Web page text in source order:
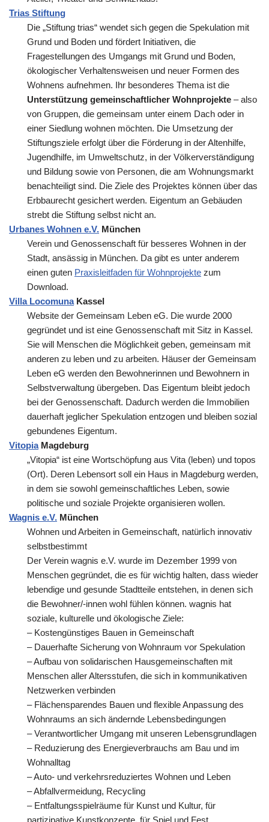
Trias Stiftung
Die „Stiftung trias“ wendet sich gegen die Spekulation mit
Grund und Boden und fördert Initiativen, die
Fragestellungen des Umgangs mit Grund und Boden,
ökologischer Verhaltensweisen und neuer Formen des
Wohnens aufnehmen. Ihr besonderes Thema ist die
Unterstützung gemeinschaftlicher Wohnprojekte – also
von Gruppen, die gemeinsam unter einem Dach oder in
einer Siedlung wohnen möchten. Die Umsetzung der
Stiftungsziele erfolgt über die Förderung in der Altenhilfe,
Jugendhilfe, im Umweltschutz, in der Völkerverständigung
und Bildung sowie von Personen, die am Wohnungsmarkt
benachteiligt sind. Die Ziele des Projektes können über das
Erbbaurecht gesichert werden. Eigentum an Gebäuden
strebt die Stiftung selbst nicht an.
Urbanes Wohnen e.V. München
Verein und Genossenschaft für besseres Wohnen in der
Stadt, ansässig in München. Da gibt es unter anderem
einen guten Praxisleitfaden für Wohnprojekte zum
Download.
Villa LocomunaKassel
Website der Gemeinsam Leben eG. Die wurde 2000
gegründet und ist eine Genossenschaft mit Sitz in Kassel.
Sie will Menschen die Möglichkeit geben, gemeinsam mit
anderen zu leben und zu arbeiten. Häuser der Gemeinsam
Leben eG werden den Bewohnerinnen und Bewohnern in
Selbstverwaltung übergeben. Das Eigentum bleibt jedoch
bei der Genossenschaft. Dadurch werden die Immobilien
dauerhaft jeglicher Spekulation entzogen und bleiben sozial
gebundenes Eigentum.
VitopiaMagdeburg
„Vitopia“ ist eine Wortschöpfung aus Vita (leben) und topos
(Ort). Deren Lebensort soll ein Haus in Magdeburg werden,
in dem sie sowohl gemeinschaftliches Leben, sowie
politische und soziale Projekte organisieren wollen.
Wagnis e.V. München
Wohnen und Arbeiten in Gemeinschaft, natürlich innovativ
selbstbestimmt
Der Verein wagnis e.V. wurde im Dezember 1999 von
Menschen gegründet, die es für wichtig halten, dass wieder
lebendige und gesunde Stadtteile entstehen, in denen sich
die Bewohner/-innen wohl fühlen können. wagnis hat
soziale, kulturelle und ökologische Ziele:
– Kostengünstiges Bauen in Gemeinschaft
– Dauerhafte Sicherung von Wohnraum vor Spekulation
– Aufbau von solidarischen Hausgemeinschaften mit
Menschen aller Altersstufen, die sich in kommunikativen
Netzwerken verbinden
– Flächensparendes Bauen und flexible Anpassung des
Wohnraums an sich ändernde Lebensbedingungen
– Verantwortlicher Umgang mit unseren Lebensgrundlagen
– Reduzierung des Energieverbrauchs am Bau und im
Wohnalltag
– Auto- und verkehrsreduziertes Wohnen und Leben
– Abfallvermeidung, Recycling
– Entfaltungsspielräume für Kunst und Kultur, für
partizipative Kunstkonzepte, für Spiel und Fest